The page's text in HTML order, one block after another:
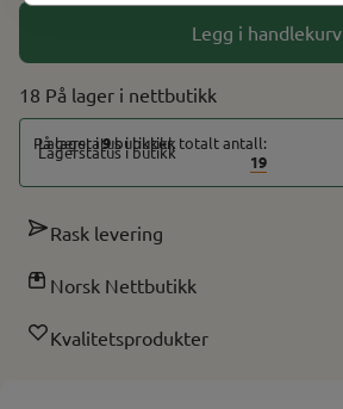
Legg i handlekurv
18 På lager
På lager i9butikker, totalt antall:
19
Rask levering
Norsk Nettbutikk
Kvalitetsprodukter